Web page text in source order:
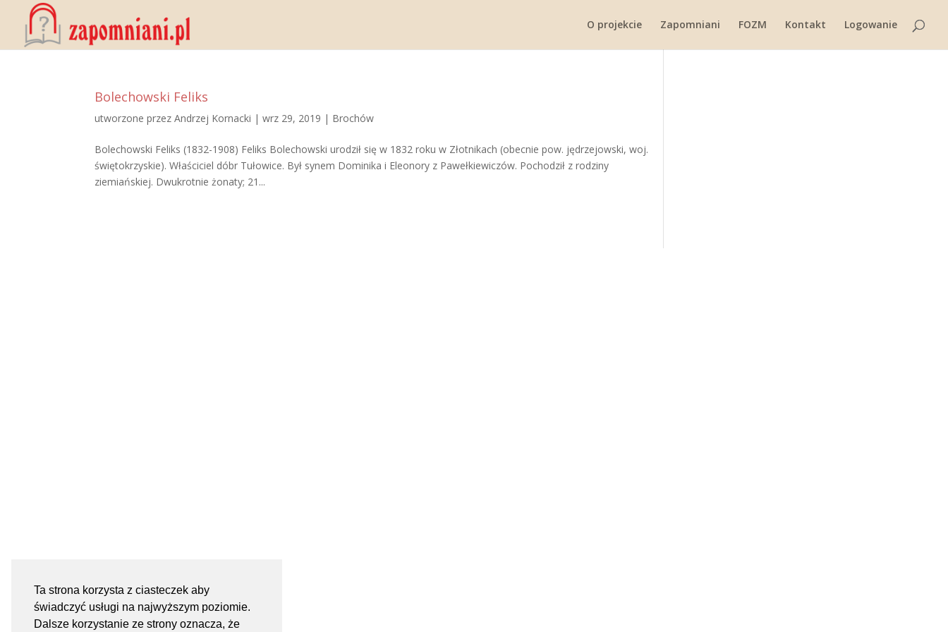
Ta strona korzysta z ciasteczek aby
świadczyć usługi na najwyższym poziomie.
Dalsze korzystanie ze strony oznacza, że
O projekcie Zapomniani FOZM Kontakt Logowanie
Bolechowski Feliks
utworzone przezAndrzej Kornacki |wrz 29, 2019 | Brochów
Bolechowski Feliks (1832-1908) Feliks Bolechowski urodził się w 1832 roku w Złotnikach (obecnie pow. jędrzejowski, woj.
świętokrzyskie). Właściciel dóbr Tułowice. Był synem Dominika i Eleonory z Pawełkiewiczów. Pochodził z rodziny
ziemiańskiej. Dwukrotnie żonaty; 21...